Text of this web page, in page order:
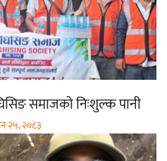
समाजको निःशुल्क पानी
२५, २०८३